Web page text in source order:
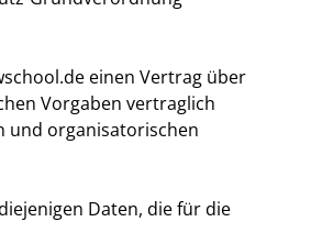
einen Vertrag über
Vorgaben vertraglich
und organisatorischen
Daten, die für die